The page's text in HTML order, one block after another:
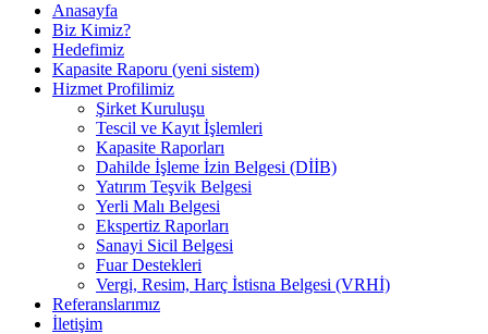
Anasayfa
Biz Kimiz?
Hedefimiz
Kapasite Raporu (yeni sistem)
Hizmet Profilimiz
Şirket Kuruluşu
Tescil ve Kayıt İşlemleri
Kapasite Raporları
Dahilde İşleme İzin Belgesi (DİİB)
Yatırım Teşvik Belgesi
Yerli Malı Belgesi
Ekspertiz Raporları
Sanayi Sicil Belgesi
Fuar Destekleri
Vergi, Resim, Harç İstisna Belgesi (VRHİ)
Referanslarımız
İletişim